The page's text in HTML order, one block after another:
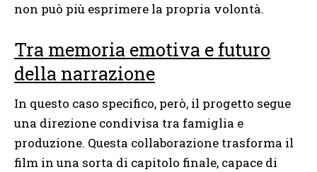
non può più esprimere la propria volontà.
Tra memoria emotiva e futuro
della narrazione
In questo caso specifico, però, il progetto segue
una direzione condivisa tra famiglia e
produzione. Questa collaborazione trasforma il
film in una sorta di capitolo finale, capace di